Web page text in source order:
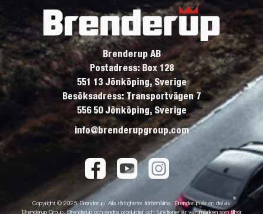
Brenderup AB
Postadress: Box 128
551 13 Jönköping, Sverige
Besöksadress: Transportvägen 7
556 50 Jönköping, Sverige
info@brenderupgroup.com
Copyright © 2025 Brenderup. Alla rättigheter förbehållna. Brenderup är en del av
Brenderup Group. Brenderup och andra produkter och funktioner är varumärken som tillhör